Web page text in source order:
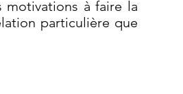
à faire la
particulière que